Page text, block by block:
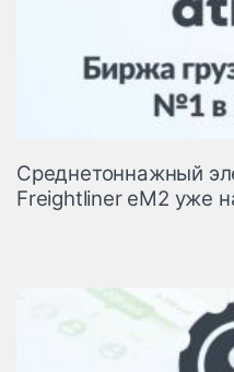
Среднетоннажный
Freightliner eM2 уже